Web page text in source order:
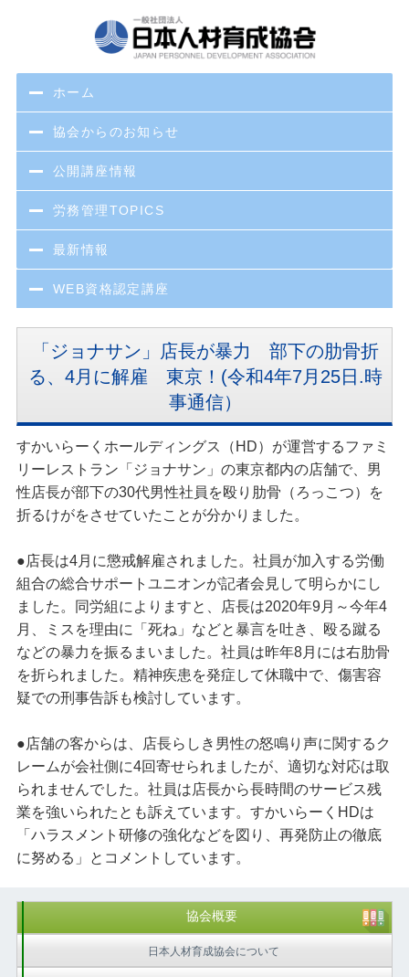
ホーム
協会からのお知らせ
公開講座情報
労務管理TOPICS
最新情報
WEB資格認定講座
「ジョナサン」店長が暴力 部下の肋骨折
る、4月に解雇 東京！(令和4年7月25日.時
事通信）
すかいらーくホールディングス（HD）が運営するファミ
リーレストラン「ジョナサン」の東京都内の店舗で、男
性店長が部下の30代男性社員を殴り肋骨（ろっこつ）を
折るけがをさせていたことが分かりました。
●店長は4月に懲戒解雇されました。社員が加入する労働
組合の総合サポートユニオンが記者会見して明らかにし
ました。同労組によりますと、店長は2020年9月～今年4
月、ミスを理由に「死ね」などと暴言を吐き、殴る蹴る
などの暴力を振るまいました。社員は昨年8月には右肋骨
を折られました。精神疾患を発症して休職中で、傷害容
疑での刑事告訴も検討しています。
●店舗の客からは、店長らしき男性の怒鳴り声に関するク
レームが会社側に4回寄せられましたが、適切な対応は取
られませんでした。社員は店長から長時間のサービス残
業を強いられたとも訴えています。すかいらーくHDは
「ハラスメント研修の強化などを図り、再発防止の徹底
に努める」とコメントしています。
協会概要
日本人材育成協会について